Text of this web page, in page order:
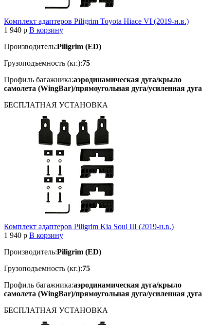
Комплект адаптеров Piligrim Toyota Hiace VI (2019-н.в.)
1 940 p В корзину
Производитель:Piligrim (ED)
Грузоподъемность (кг.):75
Профиль багажника:аэродинамическая дуга/крыло
самолета (WingBar)/прямоугольная дуга/усиленная дуга
БЕСПЛАТНАЯ УСТАНОВКА
Комплект адаптеров Piligrim Kia Soul III (2019-н.в.)
1 940 p В корзину
Производитель:Piligrim (ED)
Грузоподъемность (кг.):75
Профиль багажника:аэродинамическая дуга/крыло
самолета (WingBar)/прямоугольная дуга/усиленная дуга
БЕСПЛАТНАЯ УСТАНОВКА